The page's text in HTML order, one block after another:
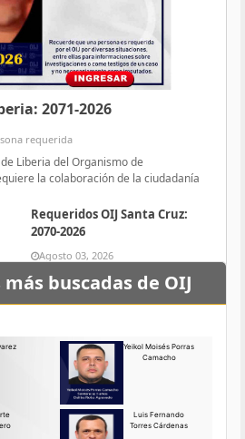
2071-2026
requerida
Liberia del Organismo de
la colaboración de la ciudadanía
Requeridos OIJ Santa Cruz:
2070-2026
Agosto 03, 2026
Persona requerida
La Delegación Regional de Santa
Requerido OIJ Puntarenas:
2069-2026
Agosto 03, 2026
Persona requerida
buscadas de OIJ